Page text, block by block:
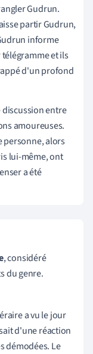
Gudrun.
partir Gudrun,
informe
télégramme et ils
d'un profond
entre
amoureuses.
personne, alors
lui-même, ont
a été
, considéré
du genre.
a vu le jour
d'une réaction
démodées. Le